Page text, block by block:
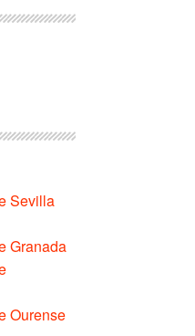
Sevilla
Granada
Ourense